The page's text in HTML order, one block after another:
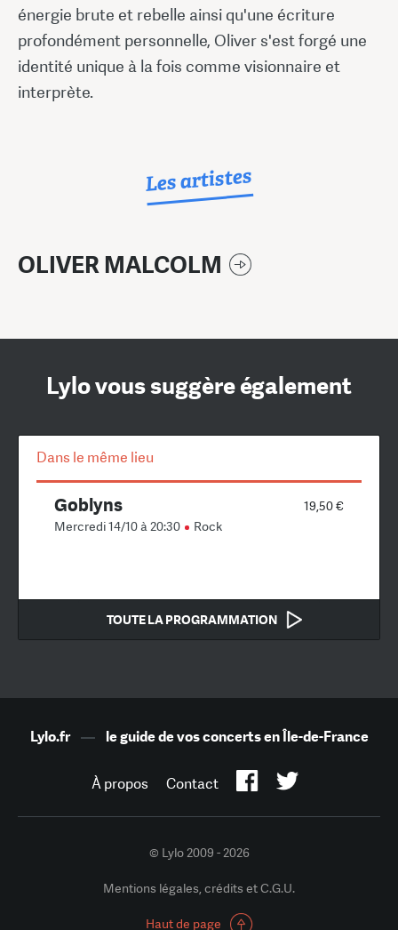
énergie brute et rebelle ainsi qu'une écriture
profondément personnelle, Oliver s'est forgé une
identité unique à la fois comme visionnaire et
interprète.
Les artistes
OLIVER MALCOLM
Lylo vous suggère également
Dans le même lieu
19,50 €
Goblyns
Mercredi 14/10 à 20:30 Rock
TOUTE LA PROGRAMMATION
Lylo.fr— le guide de vos concerts en Île-de-France
À propos Contact
© Lylo 2009 - 2026
Mentions légales, crédits et C.G.U.
Haut de page